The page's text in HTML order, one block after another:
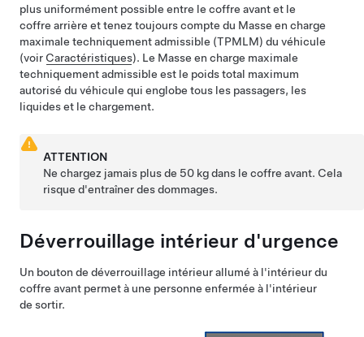
plus uniformément possible entre le coffre avant et le
coffre arrière et tenez toujours compte du Masse en charge
maximale techniquement admissible (TPMLM) du véhicule
(voir Caractéristiques). Le Masse en charge maximale
techniquement admissible est le poids total maximum
autorisé du véhicule qui englobe tous les passagers, les
liquides et le chargement.
ATTENTION
Ne chargez jamais plus de 50 kgdans le coffre avant. Cela
risque d'entraîner des dommages.
Déverrouillage intérieur d'urgence
Un bouton de déverrouillage intérieur allumé à l'intérieur du
coffre avant permet à une personne enfermée à l'intérieur
de sortir.